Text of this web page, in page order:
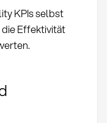
KPIs selbst
Effektivität